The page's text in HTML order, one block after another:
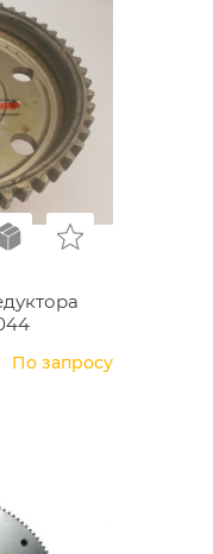
По запросу